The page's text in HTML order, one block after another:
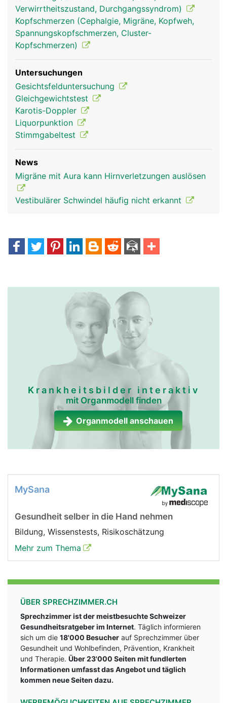
Verwirrtheitszustand, Durchgangssyndrom)
Kopfschmerzen (Cephalgie, Migräne, Kopfweh,
Spannungskopfschmerzen, Cluster-
Kopfschmerzen)
Untersuchungen
Gesichtsfelduntersuchung
Gleichgewichtstest
Karotis-Doppler
Liquorpunktion
Stimmgabeltest
News
Migräne mit Aura kann Hirnverletzungen auslösen
Vestibulärer Schwindel häufig nicht erkannt
Krankheitsbilder interaktiv
mit Organmodell finden
Organmodell anschauen
MySana
Gesundheit selber in die Hand nehmen
Bildung, Wissenstests, Risikoschätzung
Mehr zum Thema
ÜBER SPRECHZIMMER.CH
Sprechzimmer ist der meistbesuchte Schweizer
Gesundheitsratgeber im Internet. Täglich informieren
sich um die 18'000 Besucher auf Sprechzimmer über
Gesundheit und Wohlbefinden, Prävention, Krankheit
und Therapie. Über 23'000 Seiten mit fundlerten
Informationen umfasst das Angebot und täglich
kommen neue Seiten dazu.